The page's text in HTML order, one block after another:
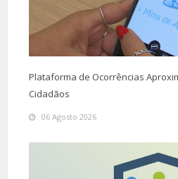
Plataforma de Ocorrências
Cidadãos
06 Agosto 2026